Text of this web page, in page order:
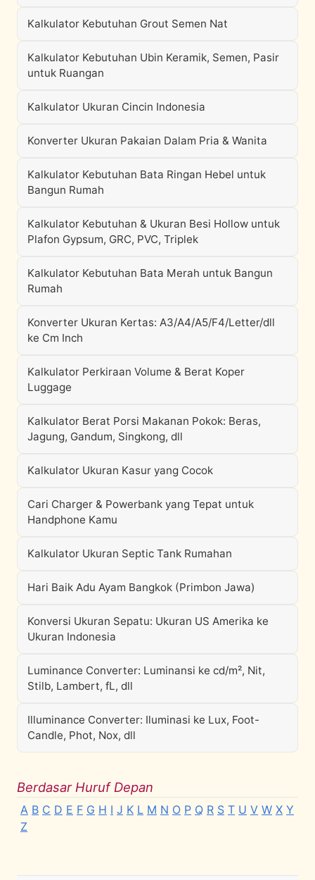
Kalkulator Kebutuhan Grout Semen Nat
Kalkulator Kebutuhan Ubin Keramik, Semen, Pasir
untuk Ruangan
Kalkulator Ukuran Cincin Indonesia
Konverter Ukuran Pakaian Dalam Pria & Wanita
Kalkulator Kebutuhan Bata Ringan Hebel untuk
Bangun Rumah
Kalkulator Kebutuhan & Ukuran Besi Hollow untuk
Plafon Gypsum, GRC, PVC, Triplek
Kalkulator Kebutuhan Bata Merah untuk Bangun
Rumah
Konverter Ukuran Kertas: A3/A4/A5/F4/Letter/dll
ke Cm Inch
Kalkulator Perkiraan Volume & Berat Koper
Luggage
Kalkulator Berat Porsi Makanan Pokok: Beras,
Jagung, Gandum, Singkong, dll
Kalkulator Ukuran Kasur yang Cocok
Cari Charger & Powerbank yang Tepat untuk
Handphone Kamu
Kalkulator Ukuran Septic Tank Rumahan
Hari Baik Adu Ayam Bangkok (Primbon Jawa)
Konversi Ukuran Sepatu: Ukuran US Amerika ke
Ukuran Indonesia
Luminance Converter: Luminansi ke cd/m², Nit,
Stilb, Lambert, fL, dll
Illuminance Converter: Iluminasi ke Lux, Foot-
Candle, Phot, Nox, dll
Berdasar Huruf Depan
A B C D E F G H I J K L M N O P Q R S T U V W X Y
Z